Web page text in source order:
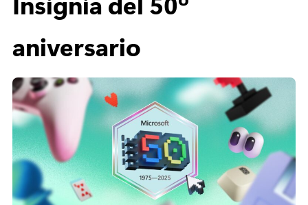
aniversario